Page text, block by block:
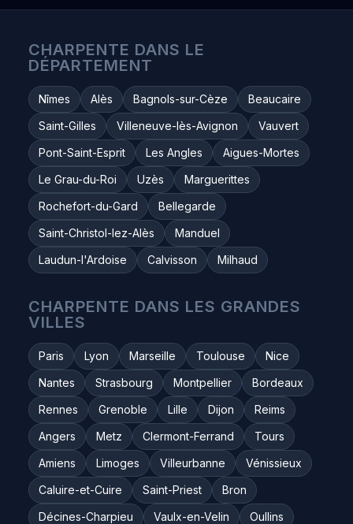
CHARPENTE DANS LE
DÉPARTEMENT
Nîmes Alès Bagnols-sur-Cèze
Beaucaire
Saint-Gilles
Villeneuve-lès-Avignon
Vauvert
Pont-Saint-Esprit
Les Angles
Aigues-Mortes
Le Grau-du-Roi
Uzès
Marguerittes
Rochefort-du-Gard
Bellegarde
Saint-Christol-lez-Alès
Manduel
Laudun-l'Ardoise
Calvisson Milhaud
CHARPENTE DANS LES GRANDES
VILLES
Paris Lyon Marseille Toulouse
Nice
Nantes
Strasbourg Montpellier
Bordeaux
Rennes
Grenoble Lille Dijon
Reims
Angers
Metz Clermont-Ferrand
Tours
Amiens
Limoges Villeurbanne
Vénissieux
Caluire-et-Cuire
Saint-Priest
Bron
Décines-Charpieu
Vaulx-en-Velin
Oullins